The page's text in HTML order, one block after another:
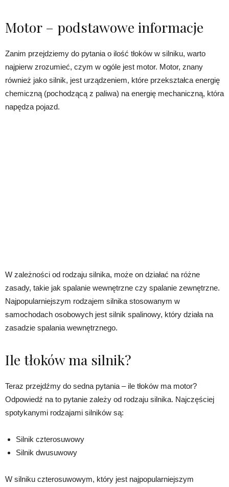
Motor – podstawowe informacje
Zanim przejdziemy do pytania o ilość tłoków w silniku, warto
najpierw zrozumieć, czym w ogóle jest motor. Motor, znany
również jako silnik, jest urządzeniem, które przekształca energię
chemiczną (pochodzącą z paliwa) na energię mechaniczną, która
napędza pojazd.
W zależności od rodzaju silnika, może on działać na różne
zasady, takie jak spalanie wewnętrzne czy spalanie zewnętrzne.
Najpopularniejszym rodzajem silnika stosowanym w
samochodach osobowych jest silnik spalinowy, który działa na
zasadzie spalania wewnętrznego.
Ile tłoków ma silnik?
Teraz przejdźmy do sedna pytania – ile tłoków ma motor?
Odpowiedź na to pytanie zależy od rodzaju silnika. Najczęściej
spotykanymi rodzajami silników są:
Silnik czterosuwowy
Silnik dwusuwowy
W silniku czterosuwowym, który jest najpopularniejszym